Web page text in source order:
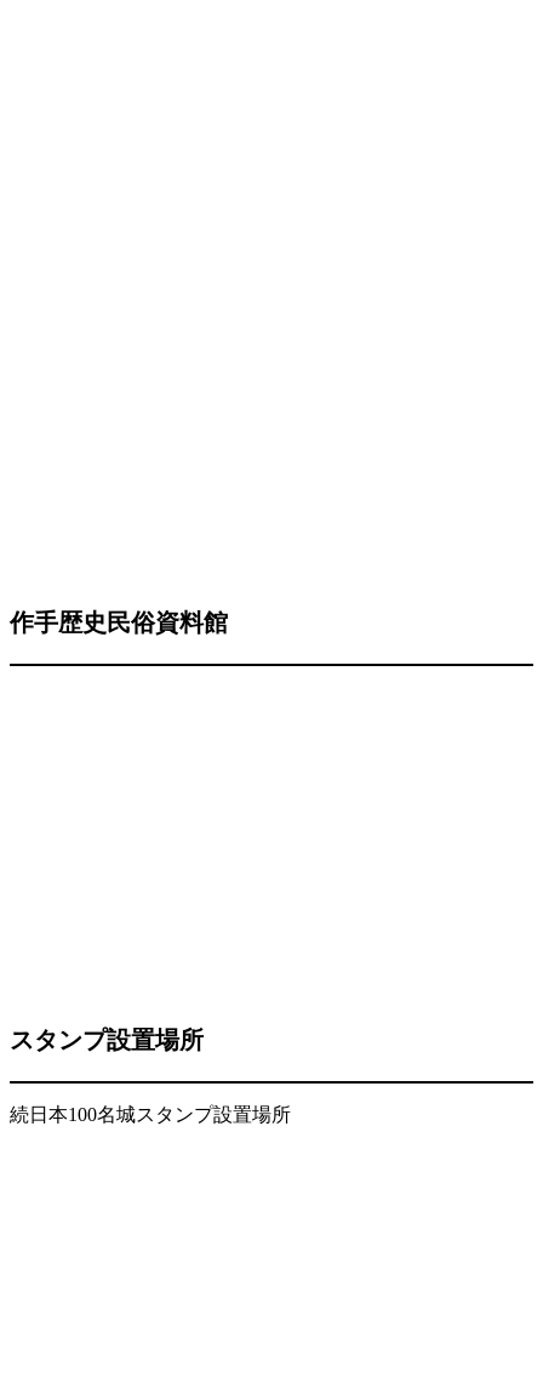
作手歴史民俗資料館
スタンプ設置場所
続日本100名城スタンプ設置場所